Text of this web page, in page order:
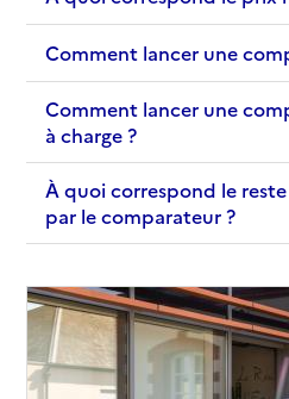
Comment lancer une
Comment lancer une
à charge ?
À quoi correspond le
par le comparateur ?